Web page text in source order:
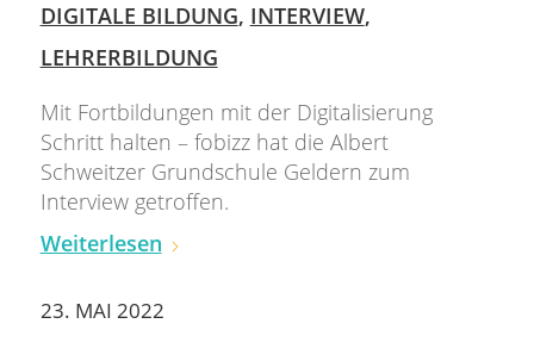
DIGITALE BILDUNG, INTERVIEW,
LEHRERBILDUNG
Mit Fortbildungen mit der Digitalisierung
Schritt halten – fobizz hat die Albert
Schweitzer Grundschule Geldern zum
Interview getroffen.
Weiterlesen
23. MAI 2022